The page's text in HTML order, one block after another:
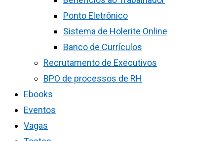
Ponto Eletrônico
Sistema de Holerite Online
Banco de Currículos
Recrutamento de Executivos
BPO de processos de RH
Ebooks
Eventos
Vagas